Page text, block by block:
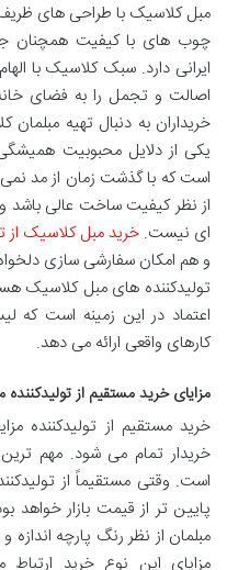
مبل کلاسیک با طراحی های ظریف
چوب های با کیفیت همچنان
ایرانی دارد. سبک کلاسیک با
اصالت و تجمل را به فضای
خریداران به دنبال تهیه
یکی از دلایل محبوبیت
است که با گذشت زمان از مد نمی
از نظر کیفیت ساخت عالی باشد
ای نیست.خرید مبل کلاسیک از
و هم امکان سفارشی سازی دلخواه
تولیدکننده های مبل کلاسیک
اعتماد در این زمینه است که
کارهای واقعی ارائه می دهد.
مزایای خرید مستقیم از
خرید مستقیم از تولیدکننده
خریدار تمام می شود. مهم
است. وقتی مستقیماً از
پایین تر از قیمت بازار
مبلمان از نظر رنگ پارچه
مزایای این نوع خرید